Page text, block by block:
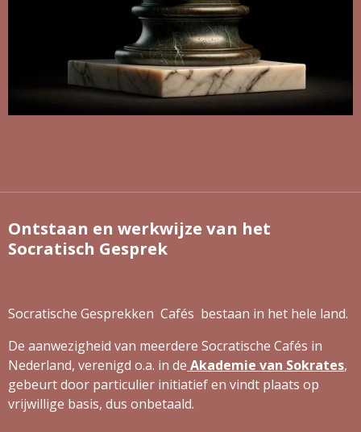
Ontstaan en werkwijze van het
Socratisch Gesprek
Socratische Gesprekken Cafés bestaan in het hele land.
De aanwezigheid van meerdere Socratische Cafés in
Nederland, verenigd o.a. in de Akademie van Sokrates,
gebeurt door particulier initiatief en vindt plaats op
vrijwillige basis, dus onbetaald.